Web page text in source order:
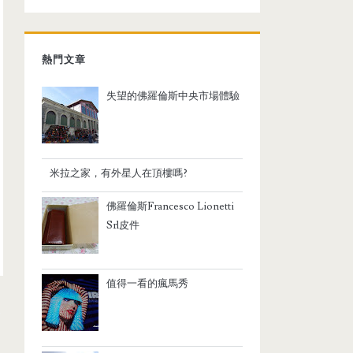
熱門文章
失望的佛羅倫斯中央市場體驗
米拉之家，有外星人在頂樓嗎?
佛羅倫斯Francesco Lionetti
Srl皮件
值得一看的瘋馬秀